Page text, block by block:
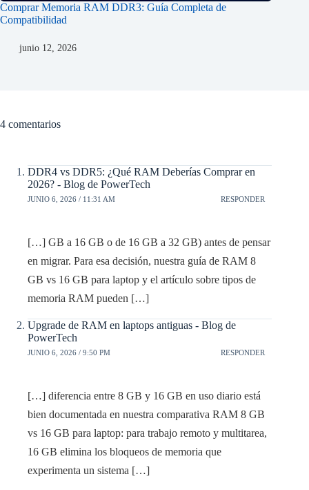
Comprar Memoria RAM DDR3: Guía Completa de
Compatibilidad
junio 12, 2026
4 comentarios
DDR4 vs DDR5: ¿Qué RAM Deberías Comprar en
2026? - Blog de PowerTech
JUNIO 6, 2026 / 11:31 AM RESPONDER
[…] GB a 16 GB o de 16 GB a 32 GB) antes de pensar
en migrar. Para esa decisión, nuestra guía de RAM 8
GB vs 16 GB para laptop y el artículo sobre tipos de
memoria RAM pueden […]
Upgrade de RAM en laptops antiguas - Blog de
PowerTech
JUNIO 6, 2026 / 9:50 PM RESPONDER
[…] diferencia entre 8 GB y 16 GB en uso diario está
bien documentada en nuestra comparativa RAM 8 GB
vs 16 GB para laptop: para trabajo remoto y multitarea,
16 GB elimina los bloqueos de memoria que
experimenta un sistema […]